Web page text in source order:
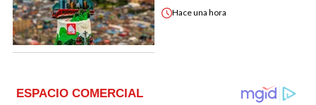
Haceuna hora